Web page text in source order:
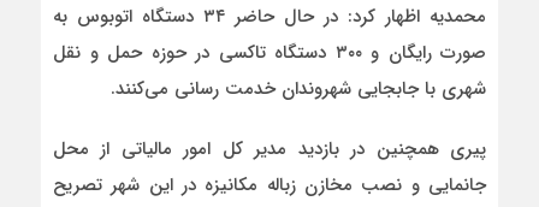
محمدیه اظهار کرد: در حال حاضر ۳۴ دستگاه اتوبوس به
صورت رایگان و ۳۰۰ دستگاه تاکسی در حوزه حمل و نقل
شهری با جابجایی شهروندان خدمت رسانی می‌کنند.
پیری همچنین در بازدید مدیر کل امور مالیاتی از محل
جانمایی و نصب مخازن زباله مکانیزه در این شهر تصریح